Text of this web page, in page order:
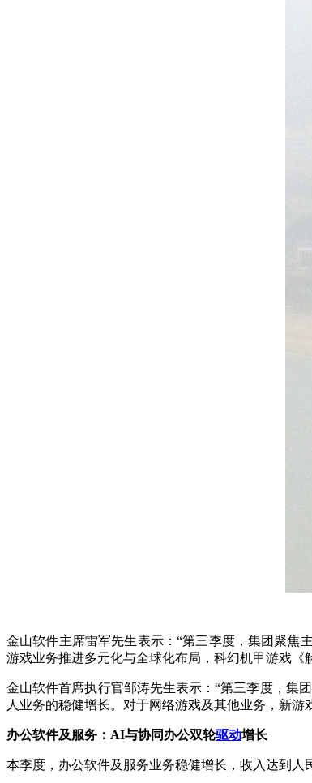
金山软件主席雷军先生表示：“第三季度，集团聚焦
游戏业务推进多元化与全球化布局，科幻机甲游戏《
金山软件首席执行官邹涛先生表示：“第三季度，集
人业务的稳健增长。对于网络游戏及其他业务，新游
办公软件及服务： AI与协同办公双轮驱动增长
本季度，办公软件及服务业务稳健增长，收入达到人